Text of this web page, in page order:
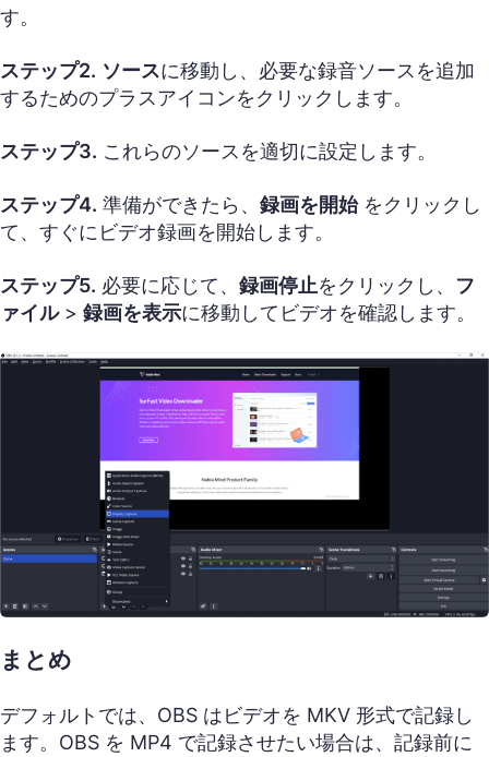
す。
ステップ2. ソースに移動し、必要な録音ソースを追加
するためのプラスアイコンをクリックします。
ステップ3. これらのソースを適切に設定します。
ステップ4. 準備ができたら、 録画を開始をクリックし
て、すぐにビデオ録画を開始します。
ステップ5. 必要に応じて、 録画停止をクリックし、 フ
ァイル> 録画を表示に移動してビデオを確認します。
まとめ
デフォルトでは、OBS はビデオを MKV 形式で記録し
ます。OBS を MP4 で記録させたい場合は、記録前に